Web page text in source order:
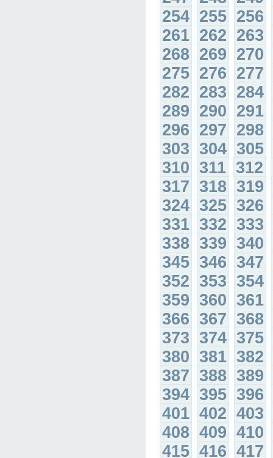
254 255 256
261 262 263
268 269 270
275 276 277
282 283 284
289 290 291
296 297 298
303 304 305
310 311 312
317 318 319
324 325 326
331 332 333
338 339 340
345 346 347
352 353 354
359 360 361
366 367 368
373 374 375
380 381 382
387 388 389
394 395 396
401 402 403
408 409 410
415 416 417